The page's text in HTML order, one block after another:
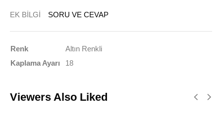
EK BILGI SORU VE CEVAP
Renk
Altın Renkli
Kaplama Ayarı
18
Viewers Also Liked